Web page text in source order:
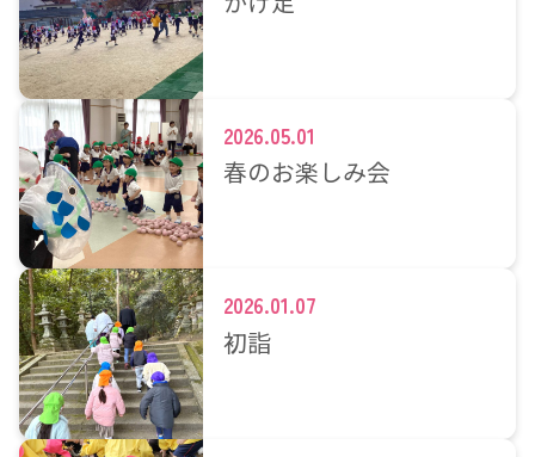
2026.05.01
春のお楽しみ会
2026.01.07
初詣